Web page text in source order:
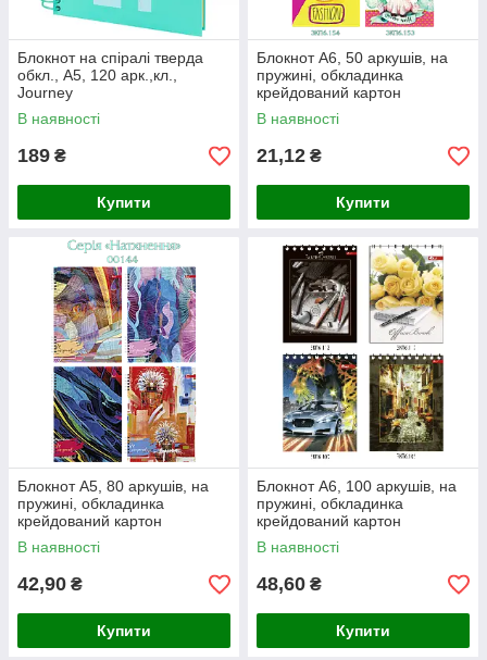
Блокнот на спіралі тверда
обкл., А5, 120 арк.,кл.,
Journey
В наявності
189 ₴
Купити
Блокнот А6, 50 аркушів, на
пружині, обкладинка
крейдований картон
В наявності
21,12 ₴
Купити
Блокнот А5, 80 аркушів, на
пружині, обкладинка
крейдований картон
В наявності
42,90 ₴
Купити
Блокнот А6, 100 аркушів, на
пружині, обкладинка
крейдований картон
В наявності
48,60 ₴
Купити